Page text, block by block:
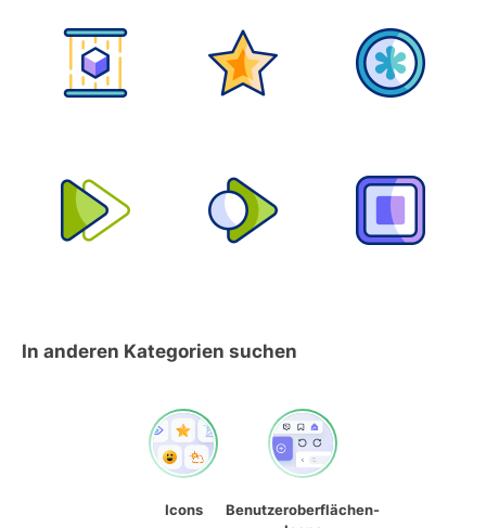
In anderen Kategorien suchen
Icons
Benutzeroberflächen-